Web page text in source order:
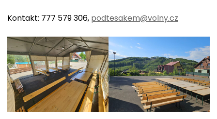
Kontakt: 777 579 306, podtesakem@volny.cz